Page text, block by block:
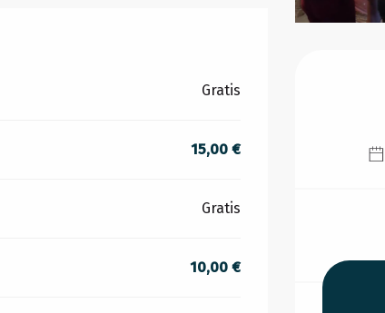
Gratis
15,00 €
Gratis
10,00 €